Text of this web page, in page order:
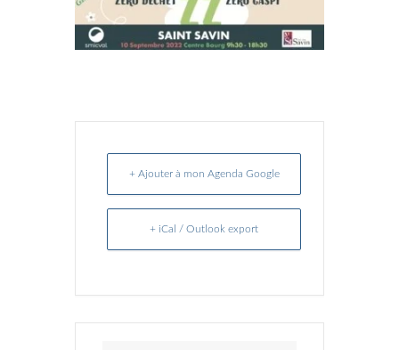
+ Ajouter à mon Agenda Google
+ iCal / Outlook export